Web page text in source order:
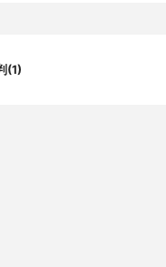
(1)